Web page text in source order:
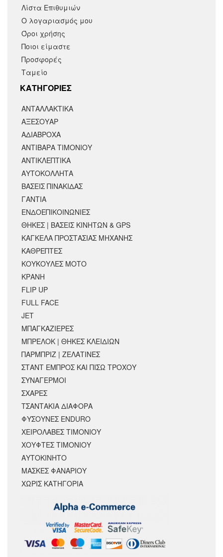
Λίστα Επιθυμιών
Ο λογαριασμός μου
Όροι χρήσης
Ποιοι είμαστε
Προσφορές
Ταμείο
KΑΤΗΓΟΡΙΕΣ
ΑΝΤΑΛΛΑΚΤΙΚΆ
ΑΞΕΣΟΥΆΡ
ΑΔΙΑΒΡΟΧΑ
ΑΝΤΙΒΑΡΑ ΤΙΜΟΝΙΟΥ
ΑΝΤΙΚΛΕΠΤΙΚΑ
ΑΥΤΟΚΟΛΛΗΤΑ
ΒΑΣΕΙΣ ΠΙΝΑΚΙΔΑΣ
ΓΑΝΤΙΑ
ΕΝΔΟΕΠΙΚΟΙΝΩΝΙΕΣ
ΘΗΚΕΣ | ΒΑΣΕΙΣ ΚΙΝΗΤΩΝ & GPS
ΚΑΓΚΕΛΑ ΠΡΟΣΤΑΣΙΑΣ ΜΗΧΑΝΗΣ
ΚΑΘΡΕΠΤΕΣ
ΚΟΥΚΟΥΛΕΣ ΜΟΤΟ
ΚΡΆΝΗ
FLIP UP
FULL FACE
JET
ΜΠΑΓΚΑΖΙΕΡΕΣ
ΜΠΡΕΛΟΚ | ΘΗΚΕΣ ΚΛΕΙΔΙΩΝ
ΠΑΡΜΠΡΙΖ | ΖΕΛΑΤΙΝΕΣ
ΣΤΑΝΤ ΕΜΠΡΟΣ ΚΑΙ ΠΙΣΩ ΤΡΟΧΟΥ
ΣΥΝΑΓΕΡΜΟΙ
ΣΧΑΡΕΣ
ΤΣΑΝΤΑΚΙΑ ΔΙΑΦΟΡΑ
ΦΥΣΟΥΝΕΣ ENDURO
ΧΕΙΡΟΛΑΒΕΣ ΤΙΜΟΝΙΟΥ
ΧΟΥΦΤΕΣ ΤΙΜΟΝΙΟΥ
ΑΥΤΟΚΙΝΗΤΟ
ΜΑΣΚΕΣ ΦΑΝΑΡΙΟΥ
ΧΩΡΊΣ ΚΑΤΗΓΟΡΊΑ